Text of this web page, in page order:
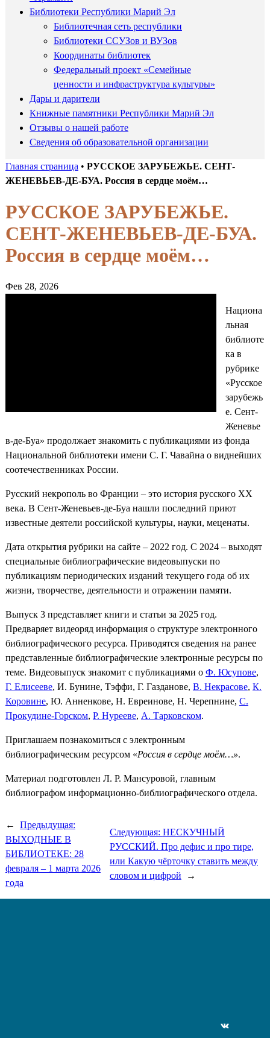
Библиотеки Республики Марий Эл
Библиотечная сеть республики
Библиотеки ССУЗов и ВУЗов
Координаты библиотек
Федеральный проект «Семейные
ценности и инфраструктура культуры»
Дары и дарители
Книжные памятники Республики Марий Эл
Отзывы о нашей работе
Сведения об образовательной организации
Главная страница • РУССКОЕ ЗАРУБЕЖЬЕ. СЕНТ-
ЖЕНЕВЬЕВ-ДЕ-БУА. Россия в сердце моём…
РУССКОЕ ЗАРУБЕЖЬЕ.
СЕНТ-ЖЕНЕВЬЕВ-ДЕ-БУА.
Россия в сердце моём…
Фев 28, 2026
Национа
льная
библиоте
ка в
рубрике
«Русское
зарубежь
е. Сент-
Женевье
в-де-Буа» продолжает знакомить с публикациями из фонда
Национальной библиотеки имени С. Г. Чавайна о виднейших
соотечественниках России.
Русский некрополь во Франции – это история русского XX
века. В Сент-Женевьев-де-Буа нашли последний приют
известные деятели российской культуры, науки, меценаты.
Дата открытия рубрики на сайте – 2022 год. С 2024 – выходят
специальные библиографические видеовыпуски по
публикациям периодических изданий текущего года об их
жизни, творчестве, деятельности и отражении памяти.
Выпуск 3 представляет книги и статьи за 2025 год.
Предваряет видеоряд информация о структуре электронного
библиографического ресурса. Приводятся сведения на ранее
представленные библиографические электронные ресурсы по
теме. Видеовыпуск знакомит с публикациями о Ф. Юсупове,
Г. Елисееве, И. Бунине, Тэффи, Г. Газданове, В. Некрасове, К.
Коровине, Ю. Анненкове, Н. Евреинове, Н. Черепнине, С.
Прокудине-Горском, Р. Нурееве, А. Тарковском.
Приглашаем познакомиться с электронным
библиографическим ресурсом «Россия в сердце моём…».
Материал подготовлен Л. Р. Мансуровой, главным
библиографом информационно-библиографического отдела.
←
Предыдущая:
ВЫХОДНЫЕ В
БИБЛИОТЕКЕ: 28
февраля – 1 марта 2026
года
Следующая: НЕСКУЧНЫЙ
РУССКИЙ. Про дефис и про тире,
или Какую чёрточку ставить между
словом и цифрой
→
ВКонтакте